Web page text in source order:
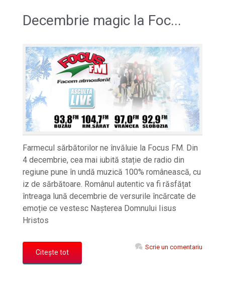
Decembrie magic la Foc...
Farmecul sărbătorilor ne învăluie la Focus FM. Din
4 decembrie, cea mai iubită stație de radio din
regiune pune în undă muzică 100% românească, cu
iz de sărbătoare. Românul autentic va fi răsfățat
întreaga lună decembrie de versurile încărcate de
emoție ce vestesc Nașterea Domnului Iisus
Hristos
Citește tot
Scrie un comentariu